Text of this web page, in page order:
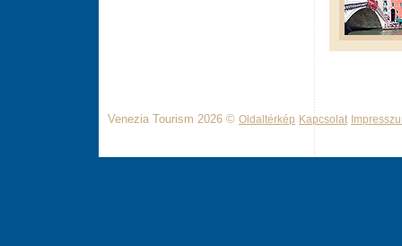
Venezia Tourism 2026 © Oldaltérkép Kapcsolat